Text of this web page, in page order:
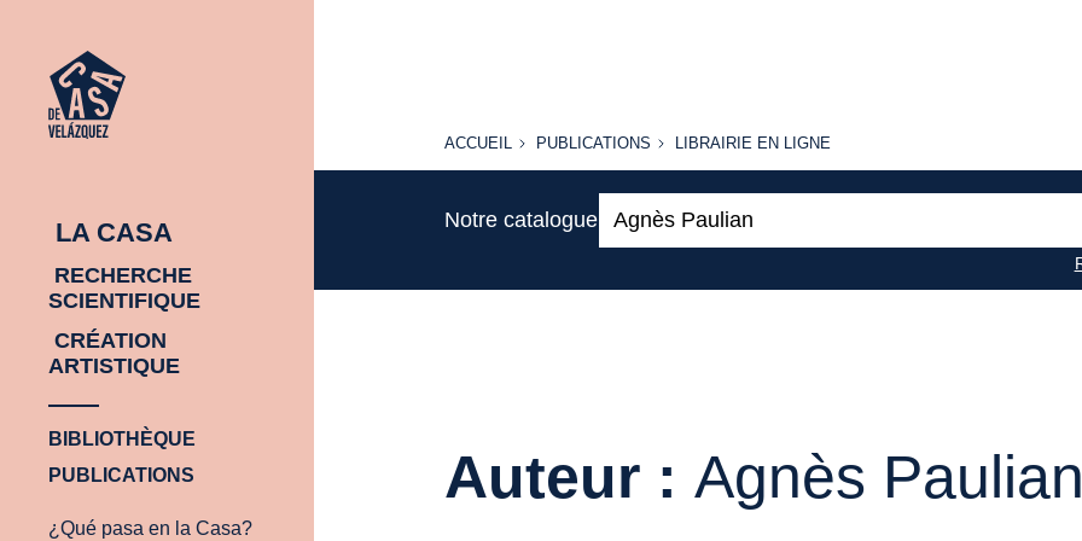
LA CASA
RECHERCHE
SCIENTIFIQUE
CRÉATION
ARTISTIQUE
BIBLIOTHÈQUE
PUBLICATIONS
¿Qué pasa en la Casa?
ACCUEIL
ACCUEIL PUBLICATIONS
PUBLICATIONS
LIBRAIRIE
LIBRAIRIE EN LIGNE
Notre catalogue:
Auteur :Agnès Paulian